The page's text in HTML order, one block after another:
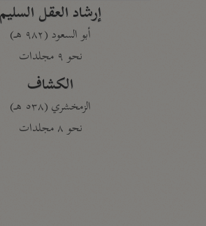
إرشاد العقل السليم
أبو السعود (٩٨٢ هـ)
نحو ٩ مجلدات
الكشاف
الزمخشري (٥٣٨ هـ)
نحو ٨ مجلدات